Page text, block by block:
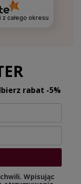
z całego okresu
rabat -5%
Wpisując